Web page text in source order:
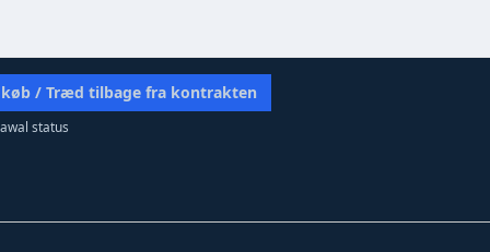
/ Træd tilbage fra kontrakten
status